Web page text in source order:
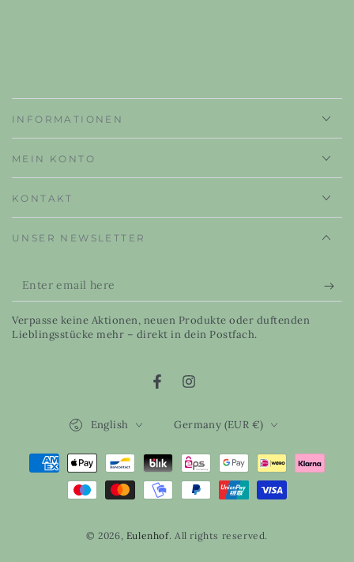
INFORMATIONEN
MEIN KONTO
KONTAKT
UNSER NEWSLETTER
Enter
email
here
Verpasse keine Aktionen, neuen Produkte oder duftenden
Lieblingsstücke mehr – direkt in dein Postfach.
FacebookInstagram
© 2026, Eulenhof. All rights reserved.
English Germany (EUR €)
Payment
methods